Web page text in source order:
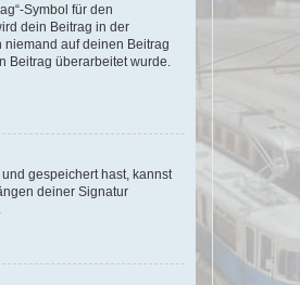
Symbol für den
dein Beitrag in der
auf deinen Beitrag
Beitrag überarbeitet wurde.
gespeichert hast, kannst
deiner Signatur